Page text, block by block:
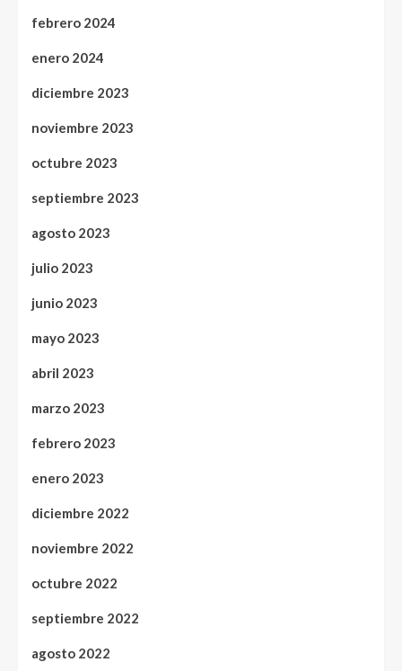
febrero 2024
enero 2024
diciembre 2023
noviembre 2023
octubre 2023
septiembre 2023
agosto 2023
julio 2023
junio 2023
mayo 2023
abril 2023
marzo 2023
febrero 2023
enero 2023
diciembre 2022
noviembre 2022
octubre 2022
septiembre 2022
agosto 2022